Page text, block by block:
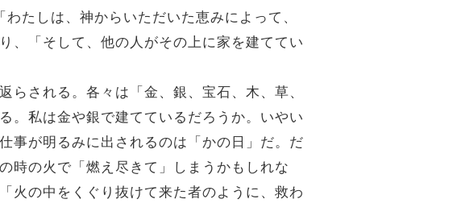
たしは、神からいただいた恵みによって、
、「そして、他の人がその上に家を建ててい
される。各々は「金、銀、宝石、木、草、
。私は金や銀で建てているだろうか。いやい
事が明るみに出されるのは「かの日」だ。だ
時の火で「燃え尽きて」しまうかもしれな
火の中をくぐり抜けて来た者のように、救わ